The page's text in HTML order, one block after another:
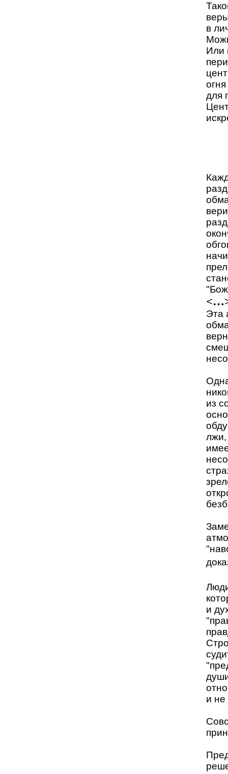
в
Или
для
Эта
из
лжи,
и
и не